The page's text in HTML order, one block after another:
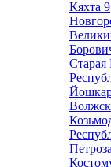
Кяхта 9
Старая
Волжск